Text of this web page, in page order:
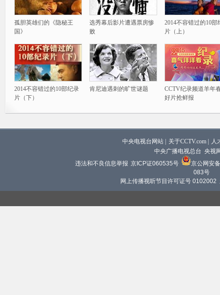
孤胆英雄们的《隐秘王
国》
选秀幕后影片遭遇票房惨
败
2014不容错过的10部
片（上）
2014不容错过的10部纪录
片（下）
肯尼迪遇刺的旷世谜题
CCTV纪录频道羊年
好片抢鲜报
中央电视台网站 关于CCTV.com
人
中央广播电视总台 央视
违法和不良信息举报 京ICP证060535号
京公网安
083号
网上传播视听节目许可证号